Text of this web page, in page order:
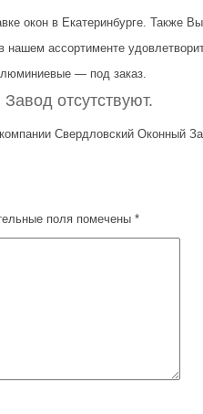
окон в Екатеринбурге. Также
ассортименте
— под заказ.
отсутствуют.
Свердловский Оконный
поля помечены *